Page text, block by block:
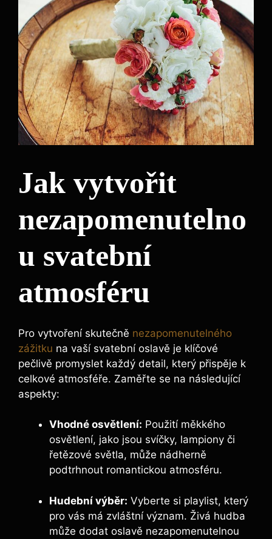
Jak vytvořit
nezapomenutelno
u svatební
atmosféru
Pro vytvoření skutečně nezapomenutelného
zážitku na vaší svatební oslavě je klíčové
pečlivě promyslet každý detail, který přispěje k
celkové atmosféře. Zaměřte se na následující
aspekty:
Vhodné osvětlení: Použití měkkého
osvětlení, jako jsou svíčky, lampiony či
řetězové světla, může nádherně
podtrhnout romantickou atmosféru.
Hudební výběr: Vyberte si playlist, který
pro vás má zvláštní význam. Živá hudba
může dodat oslavě nezapomenutelnou